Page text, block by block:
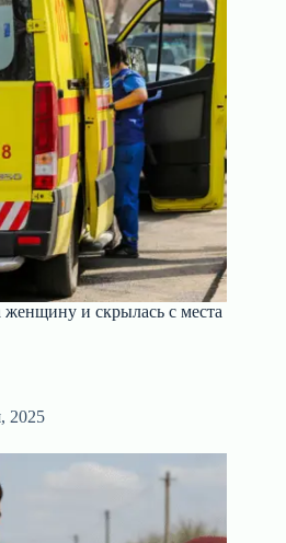
женщину и скрылась с места
2025